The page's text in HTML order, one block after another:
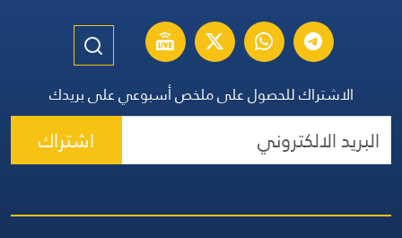
الاشتراك للحصول على ملخص أسبوعي على بريدك
اشتراك